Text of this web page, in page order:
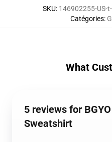
SKU: 146902255-US-
Catégories:
What
5 reviews for
Sweatshirt